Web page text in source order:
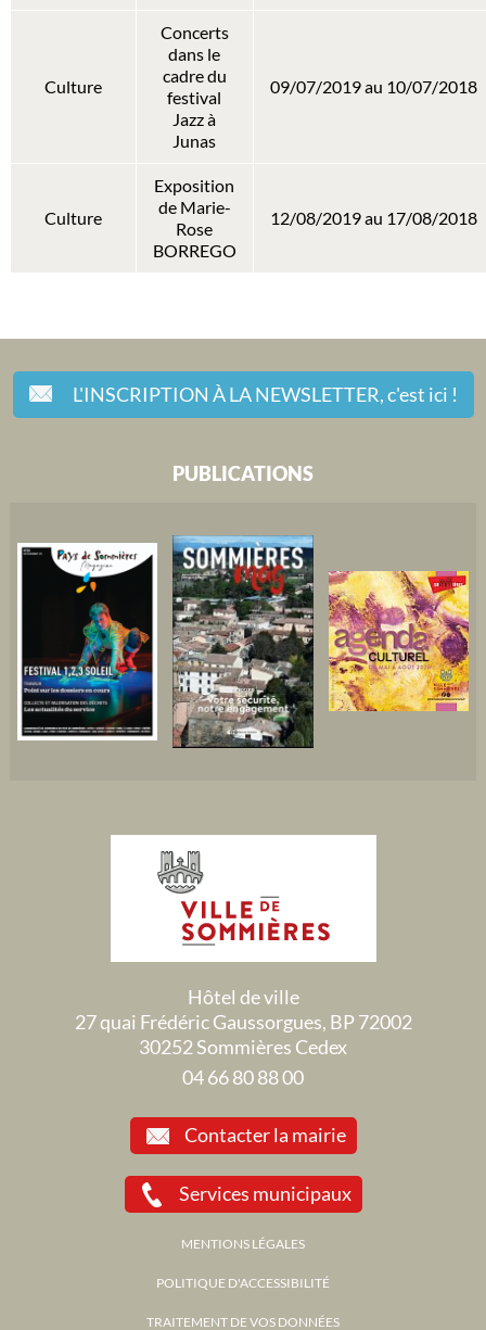
Culture
Concerts
dans le
cadre du
festival
Jazz à
Junas
09/07/2019 au 10/07/2018
Culture
Exposition
de Marie-
Rose
BORREGO
12/08/2019 au 17/08/2018
L'INSCRIPTION À LA NEWSLETTER,c'est ici !
PUBLICATIONS
Hôtel de ville
27 quai Frédéric Gaussorgues, BP 72002
30252 Sommières Cedex
04 66 80 88 00
Contacter la mairie
Services municipaux
MENTIONS LÉGALES
POLITIQUE D'ACCESSIBILITÉ
TRAITEMENT DE VOS DONNÉES